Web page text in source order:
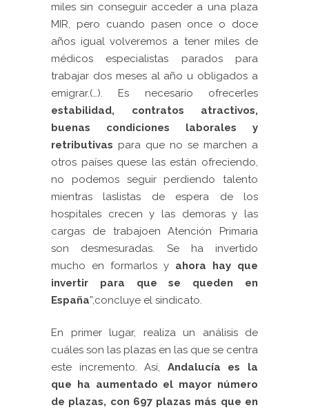
miles sin conseguir acceder a una plaza
MIR, pero cuando pasen once o doce
años igual volveremos a tener miles de
médicos especialistas parados para
trabajar dos meses al año u obligados a
emigrar.(…). Es necesario ofrecerles
estabilidad, contratos atractivos,
buenas condiciones laborales y
retributivas para que no se marchen a
otros países quese las están ofreciendo,
no podemos seguir perdiendo talento
mientras laslistas de espera de los
hospitales crecen y las demoras y las
cargas de trabajoen Atención Primaria
son desmesuradas. Se ha invertido
mucho en formarlos y ahora hay que
invertir para que se queden en
España”,concluye el sindicato.
En primer lugar, realiza un análisis de
cuáles son las plazas en las que se centra
este incremento. Así, Andalucía es la
que ha aumentado el mayor número
de plazas, con 697 plazas más que en